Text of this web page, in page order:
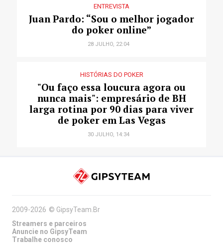
ENTREVISTA
Juan Pardo: “Sou o melhor jogador
do poker online”
28 JULHO, 22:04
HISTÓRIAS DO POKER
"Ou faço essa loucura agora ou
nunca mais": empresário de BH
larga rotina por 90 dias para viver
de poker em Las Vegas
30 JULHO, 14:34
2009-2026 © GipsyTeam.Br
Streamers e parceiros
Anuncie no GipsyTeam
Trabalhe conosco